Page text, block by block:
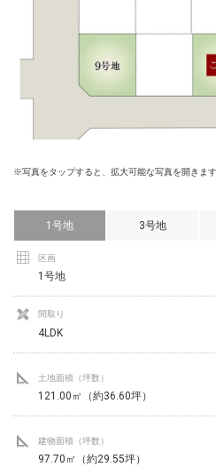
※写真をタップすると、拡大可能な写真を開きます
1号地 3号地
区画
1号地
間取り
4LDK
土地面積（坪数）
121.00㎡（約36.60坪）
建物面積（坪数）
97.70㎡（約29.55坪）